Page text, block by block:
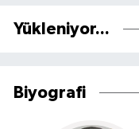
Yükleniyor...
Biyografi